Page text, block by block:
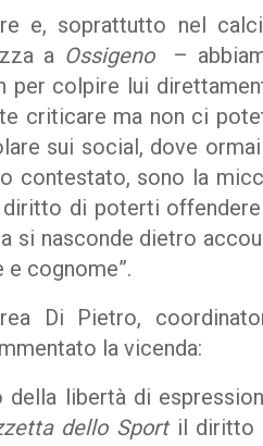
e, soprattutto nel
a Ossigeno–
per colpire lui
criticare ma non ci
sui social, dove
contestato, sono la
diritto di poterti
si nasconde dietro
e cognome”.
Di Pietro,
la vicenda:
della libertà di
dello Sportil diritto